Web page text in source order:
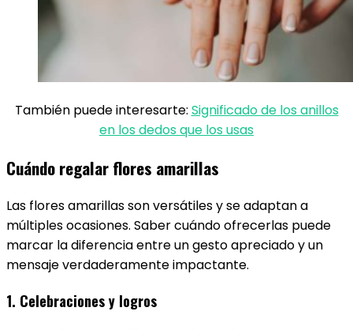
También puede interesarte: Significado de los anillos
en los dedos​ que los usas
Cuándo regalar flores amarillas
Las flores amarillas son versátiles y se adaptan a
múltiples ocasiones. Saber cuándo ofrecerlas puede
marcar la diferencia entre un gesto apreciado y un
mensaje verdaderamente impactante.
1. Celebraciones y logros